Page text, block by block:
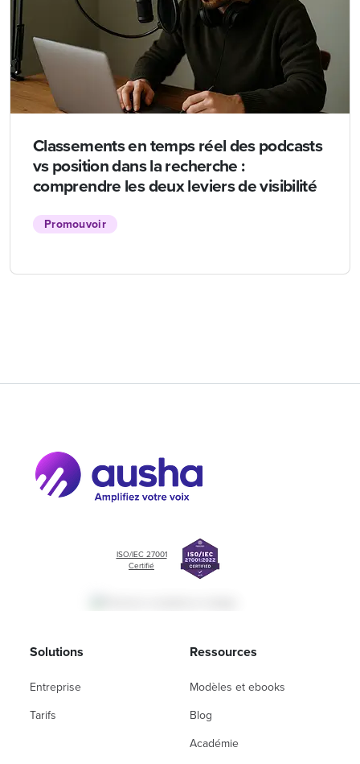
Classements en temps réel des podcasts
vs position dans la recherche :
comprendre les deux leviers de visibilité
Promouvoir
ISO/IEC 27001
Certifié
Solutions
Entreprise
Tarifs
Ressources
Modèles et ebooks
Blog
Académie